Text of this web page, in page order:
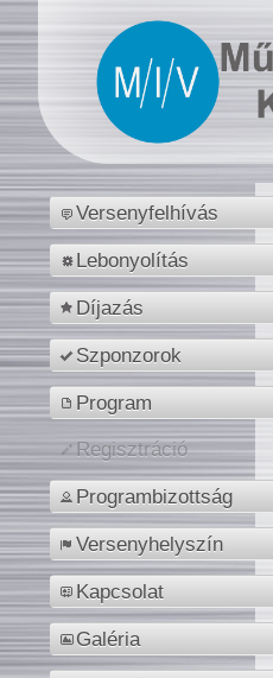
Versenyfelhívás
Lebonyolítás
Díjazás
Szponzorok
Program
Regisztráció
Programbizottság
Versenyhelyszín
Kapcsolat
Galéria